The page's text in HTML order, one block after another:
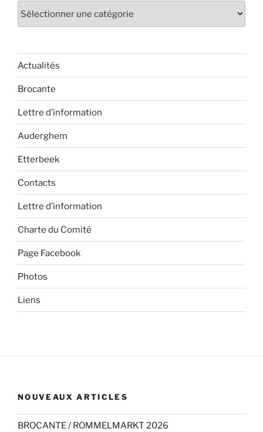
Actualités
Brocante
Lettre d’information
Auderghem
Etterbeek
Contacts
Lettre d’information
Charte du Comité
Page Facebook
Photos
Liens
NOUVEAUX ARTICLES
BROCANTE / ROMMELMARKT 2026